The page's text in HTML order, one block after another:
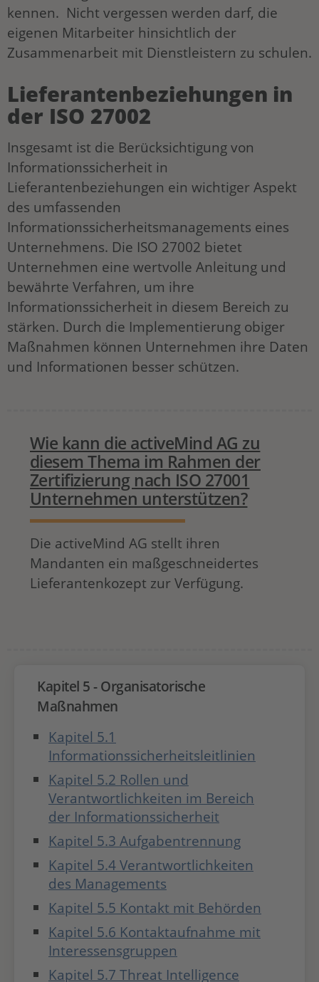
kennen. Nicht vergessen werden darf, die
eigenen Mitarbeiter hinsichtlich der
Zusammenarbeit mit Dienstleistern zu schulen.
Lieferantenbeziehungen in
der ISO 27002
Insgesamt ist die Berücksichtigung von
Informationssicherheit in
Lieferantenbeziehungen ein wichtiger Aspekt
des umfassenden
Informationssicherheitsmanagements eines
Unternehmens. Die ISO 27002 bietet
Unternehmen eine wertvolle Anleitung und
bewährte Verfahren, um ihre
Informationssicherheit in diesem Bereich zu
stärken. Durch die Implementierung obiger
Maßnahmen können Unternehmen ihre Daten
und Informationen besser schützen.
Wie kann die activeMind AG zu
diesem Thema im Rahmen der
Zertifizierung nach ISO 27001
Unternehmen unterstützen?
Die activeMind AG stellt ihren
Mandanten ein maßgeschneidertes
Lieferantenkozept zur Verfügung.
Kapitel 5 - Organisatorische
Maßnahmen
Kapitel 5.1
Informationssicherheitsleitlinien
Kapitel 5.2 Rollen und
Verantwortlichkeiten im Bereich
der Informationssicherheit
Kapitel 5.3 Aufgabentrennung
Kapitel 5.4 Verantwortlichkeiten
des Managements
Kapitel 5.5 Kontakt mit Behörden
Kapitel 5.6 Kontaktaufnahme mit
Interessensgruppen
Kapitel 5.7 Threat Intelligence